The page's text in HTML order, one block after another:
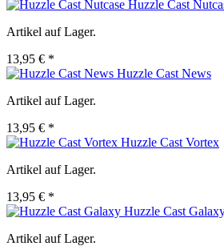
Huzzle Cast
Artikel auf Lager.
13,95 € *
Huzzle Cast News
Artikel auf Lager.
13,95 € *
Huzzle Cast Vortex
Artikel auf Lager.
13,95 € *
Huzzle Cast
Artikel auf Lager.